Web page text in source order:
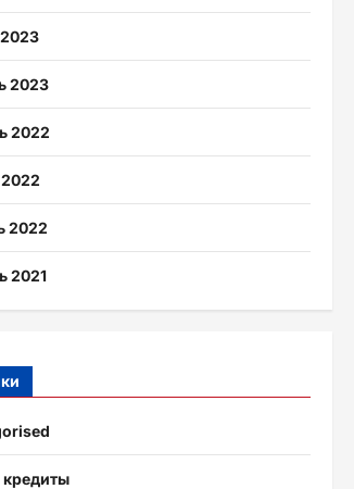
2023
2022
2022
2021
кредиты